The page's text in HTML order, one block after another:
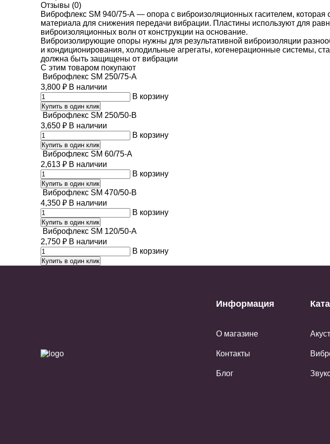
Отзывы (0)
Виброфлекс SM 940/75-А — опора с виброизоляционных гасителем, которая
материала для снижения передачи вибрации. Пластины используют для
виброизоляционных волн от конструкции на основание.
Виброизолирующие опоры нужны для результативной виброизоляции
и кондиционирования, холодильные агрегаты, когенерационные системы,
должна быть защищены от вибрации
C этим товаром покупают
Виброфлекс SM 250/75-A
3,800 ₽ В наличии
В корзину
Купить в один клик
Виброфлекс SM 250/50-B
3,650 ₽ В наличии
В корзину
Купить в один клик
Виброфлекс SM 60/75-A
2,613 ₽ В наличии
В корзину
Купить в один клик
Виброфлекс SM 470/50-B
4,350 ₽ В наличии
В корзину
Купить в один клик
Виброфлекс SM 120/50-A
2,750 ₽ В наличии
В корзину
Купить в один клик
Информация
О магазине
Контакты
Блог